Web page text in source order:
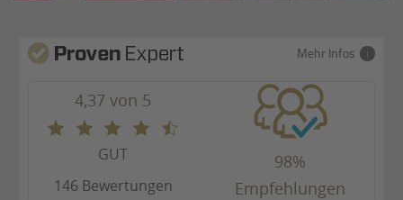
Mehr Infos
4,37 von 5
GUT
146 Bewertungen
98%
Empfehlungen